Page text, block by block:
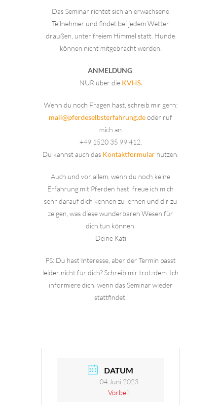
Das Seminar richtet sich an erwachsene
Teilnehmer und findet bei jedem Wetter
draußen, unter freiem Himmel statt. Hunde
können nicht mitgebracht werden.
ANMELDUNG:
NUR über die KVHS.
Wenn du noch Fragen hast, schreib mir gern:
mail@pferdeselbsterfahrung.deoder ruf
mich an
+49 1520 35 99 412.
Du kannst auch das Kontaktformular nutzen.
Auch und vor allem, wenn du noch keine
Erfahrung mit Pferden hast, freue ich mich
sehr darauf dich kennen zu lernen und dir zu
zeigen, was diese wunderbaren Wesen für
dich tun können.
Deine Kati
PS: Du hast Interesse, aber der Termin passt
leider nicht für dich? Schreib mir trotzdem. Ich
informiere dich, wenn das Seminar wieder
stattfindet.
DATUM
04 Juni 2023
Vorbei!